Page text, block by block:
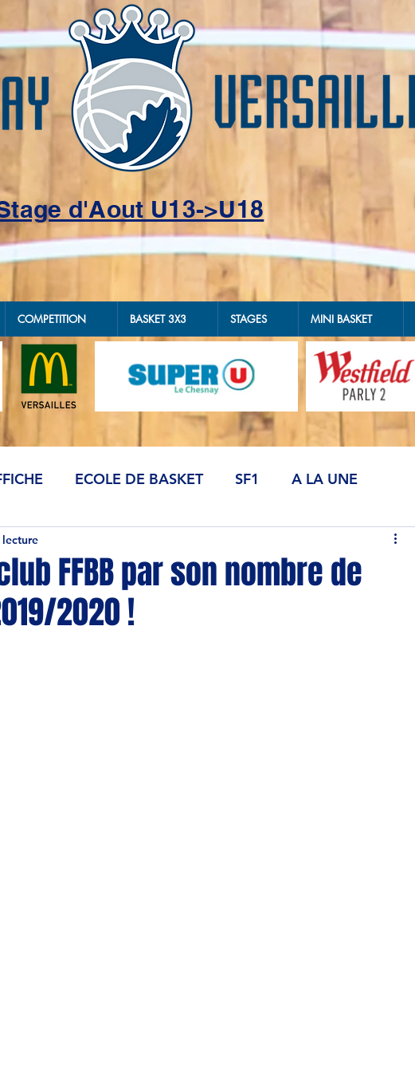
d'Aout U13->U18
COMPETITION BASKET 3X3 STAGES MINI BASKET
ECOLE DE BASKET SF1 A LA UNE
FFBB par son nombre de
2020 !